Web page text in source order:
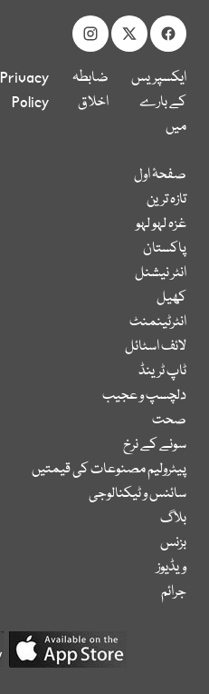
ایکسپریس
کے بارے
میں
ضابطہ
اخلاق
Privacy
Policy
صفحۂ اول
تازہ ترین
غزہ لہو لہو
پاکستان
انٹر نیشنل
کھیل
انٹرٹینمنٹ
لائف اسٹائل
ٹاپ ٹرینڈ
دلچسپ و عجیب
صحت
سونے کے نرخ
پیٹرولیم مصنوعات کی قیمتیں
سائنس و ٹیکنالوجی
بلاگ
بزنس
ویڈیوز
جرائم